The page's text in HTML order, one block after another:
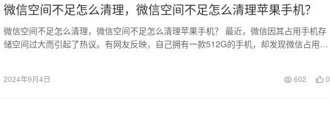
微信空间不足怎么清理，微信空间不足怎么清理苹果手机？
微信空间不足怎么清理，微信空间不足怎么清理苹果手机？ 最近，微信因其占用手机存
储空间过大而引起了热议。有网友反映，自己拥有一款512G的手机，却发现微信占用了
2024年9月4日 602 0